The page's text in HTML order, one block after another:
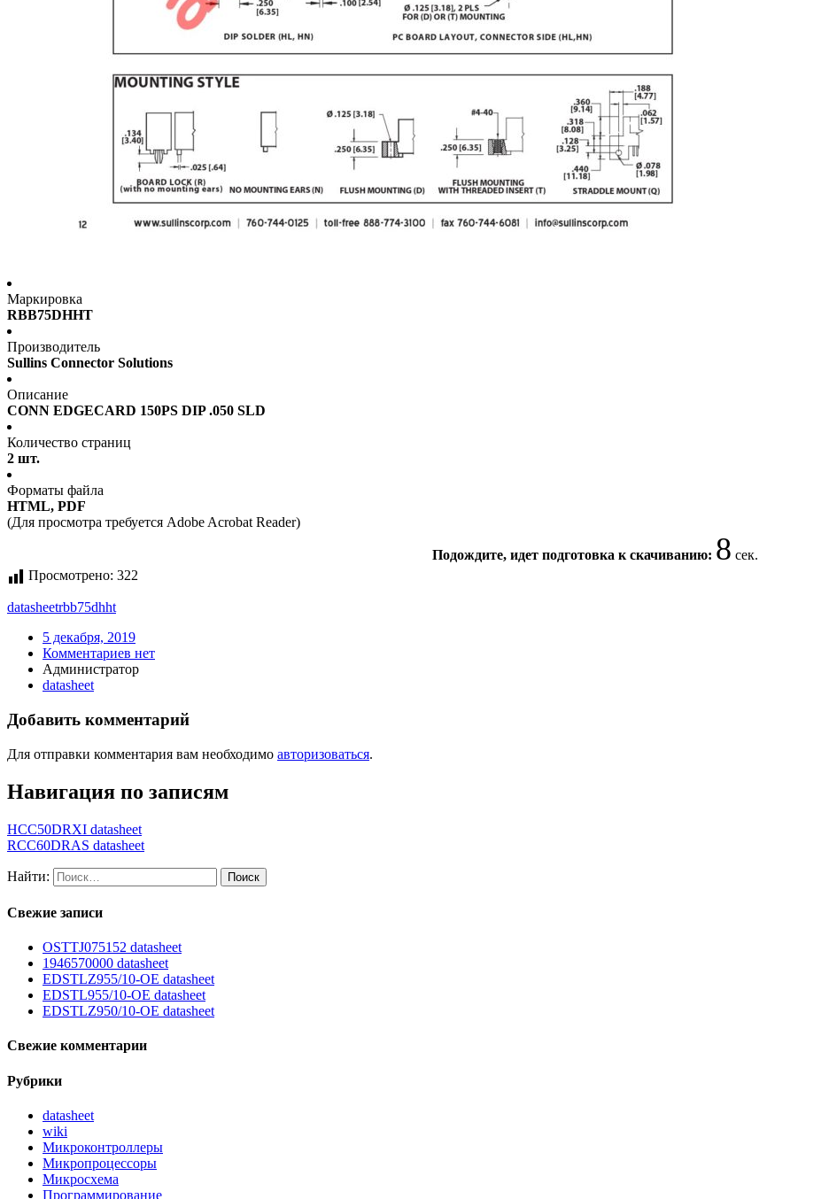
Маркировка
RBB75DHHT
Производитель
Sullins Connector Solutions
Описание
CONN EDGECARD 150PS DIP .050 SLD
Количество страниц
2 шт.
Форматы файла
HTML, PDF
(Для просмотра требуется Adobe Acrobat Reader)
Подождите, идет подготовка к скачиванию: 8 сек.
Просмотрено: 322
datasheetrbb75dhht
5 декабря, 2019
Комментариев нет
Администратор
datasheet
Добавить комментарий
Для отправки комментария вам необходимо авторизоваться.
Навигация по записям
HCC50DRXI datasheet
RCC60DRAS datasheet
Найти:
Свежие записи
OSTTJ075152 datasheet
1946570000 datasheet
EDSTLZ955/10-OE datasheet
EDSTL955/10-OE datasheet
EDSTLZ950/10-OE datasheet
Свежие комментарии
Рубрики
datasheet
wiki
Микроконтроллеры
Микропроцессоры
Микросхема
Программирование